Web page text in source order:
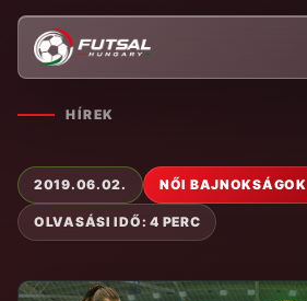
HÍREK
2019.06.02. NŐI BAJNOKSÁGOK
OLVASÁSI IDŐ: 4 PERC